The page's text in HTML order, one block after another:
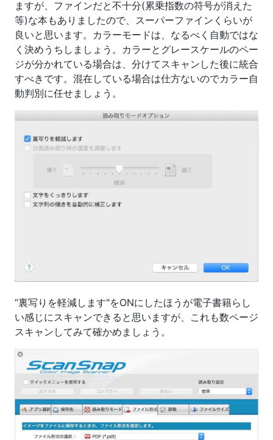
ますが、ファインだと不十分(累乗指数の符号が消えた
等)な本もありましたので、スーパーファインくらいが
良いと思います。カラーモードは、なるべく自動ではな
く決めうちしましょう。カラーとグレースケールのペー
ジが分かれている場合は、分けてスキャンした後に統合
すべきです。混在している場合は仕方ないのでカラー自
動判別に任せましょう。
“裏写りを軽減します"をONにしたほうが電子書籍らし
い感じにスキャンできると思いますが、これも数ページ
スキャンしてみて確かめましょう。